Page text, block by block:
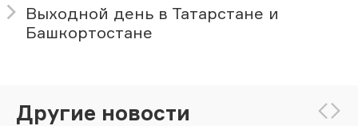
Выходной день в Татарстане и
Башкортостане
Другие новости